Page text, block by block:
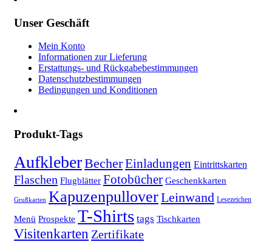
Unser Geschäft
Mein Konto
Informationen zur Lieferung
Erstattungs- und Rückgabebestimmungen
Datenschutzbestimmungen
Bedingungen und Konditionen
Produkt-Tags
AufkleberBecherEinladungen Eintrittskarten
Flaschen Flugblätter Fotobücher Geschenkkarten
Grußkarten KapuzenpulloverLeinwand Lesezeichen
Menü Prospekte T-Shirts tags Tischkarten
Visitenkarten Zertifikate